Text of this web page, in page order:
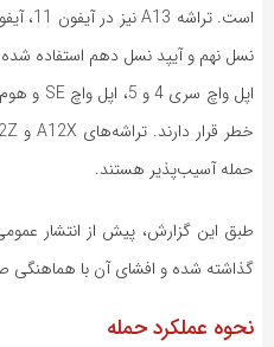
است. تراشه A13
نسل نهم و آیپد نسل دهم استفاده
اپل واچ سری 4 و 5، اپل واچ
SE و
خطر قرار دارند. تراشه‌های A12X و
حمله آسیب‌پذیر هستند.
طبق این گزارش، پیش از انتشار
گذاشته شده و افشای آن با
نحوه عملکرد حمله